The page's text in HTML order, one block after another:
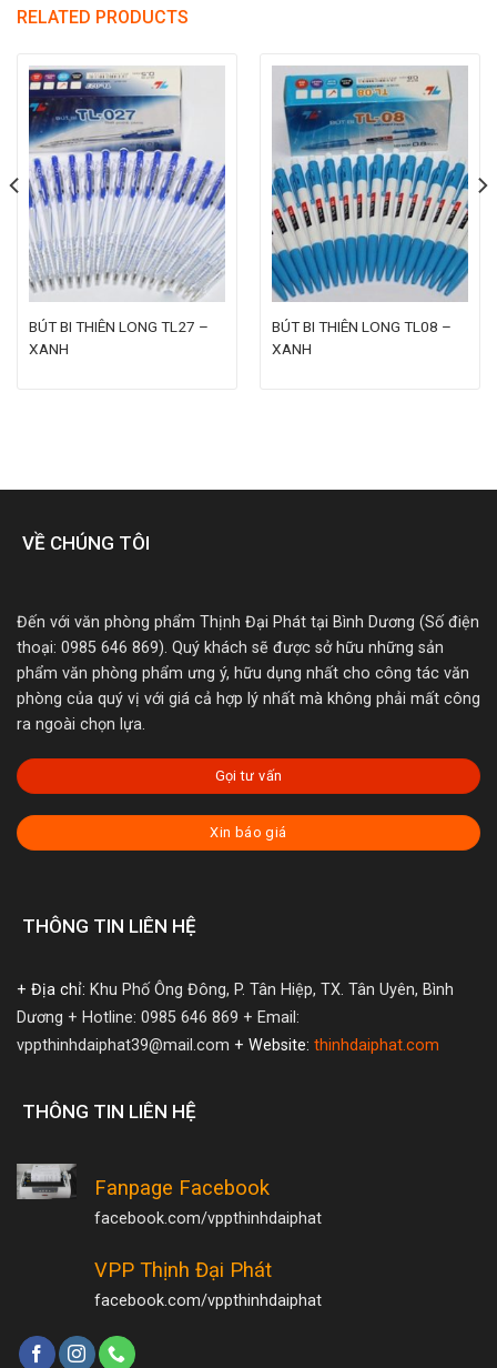
RELATED PRODUCTS
BÚT BI THIÊN LONG TL27 –
XANH
BÚT BI THIÊN LONG TL08 –
XANH
VỀ CHÚNG TÔI
Đến với văn phòng phẩm Thịnh Đại Phát tại Bình Dương (Số điện
thoại: 0985 646 869). Quý khách sẽ được sở hữu những sản
phẩm văn phòng phẩm ưng ý, hữu dụng nhất cho công tác văn
phòng của quý vị với giá cả hợp lý nhất mà không phải mất công
ra ngoài chọn lựa.
Gọi tư vấn
Xin báo giá
THÔNG TIN LIÊN HỆ
+ Địa chỉ: Khu Phố Ông Đông, P. Tân Hiệp, TX. Tân Uyên, Bình
Dương + Hotline: 0985 646 869 + Email:
vppthinhdaiphat39@mail.com + Website: thinhdaiphat.com
THÔNG TIN LIÊN HỆ
Fanpage Facebook
facebook.com/vppthinhdaiphat
VPP Thịnh Đại Phát
facebook.com/vppthinhdaiphat